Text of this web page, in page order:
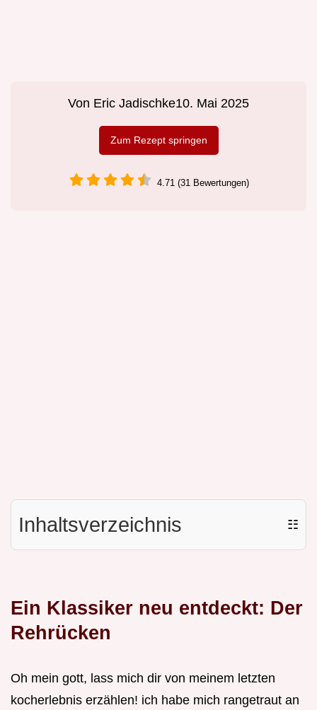
Von Eric Jadischke10. Mai 2025
Zum Rezept springen
4.71 (31 Bewertungen)
Inhaltsverzeichnis ☷
Ein Klassiker neu entdeckt: Der
Rehrücken
Oh mein gott, lass mich dir von meinem letzten
kocherlebnis erzählen! ich habe mich rangetraut an